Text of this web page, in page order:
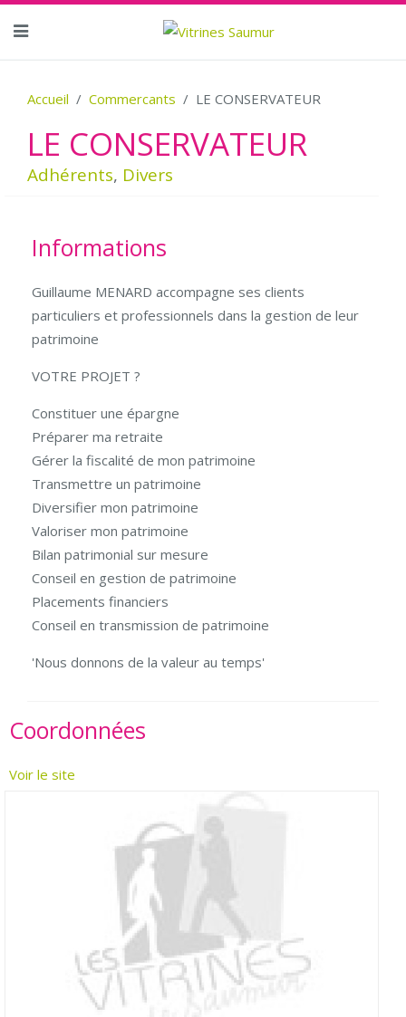
Accueil Commercants LE CONSERVATEUR
LE CONSERVATEUR
Adhérents, Divers
Informations
Guillaume MENARD accompagne ses clients
particuliers et professionnels dans la gestion de leur
patrimoine
VOTRE PROJET ?
Constituer une épargne
Préparer ma retraite
Gérer la fiscalité de mon patrimoine
Transmettre un patrimoine
Diversifier mon patrimoine
Valoriser mon patrimoine
Bilan patrimonial sur mesure
Conseil en gestion de patrimoine
Placements financiers
Conseil en transmission de patrimoine
'Nous donnons de la valeur au temps'
Coordonnées
Voir le site